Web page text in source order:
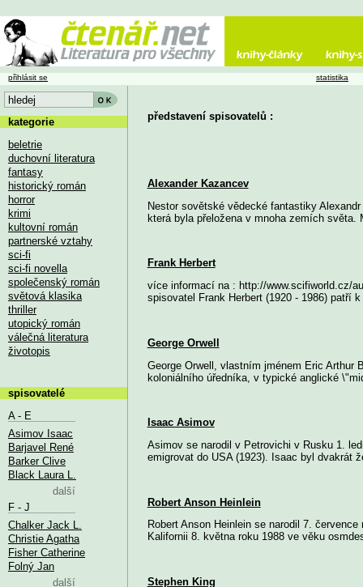
představení spisovatelů :
Alexander Kazancev
Nestor sovětské vědecké fantastiky
která byla přeložena v mnoha zemích světa.
Frank Herbert
více informací na : http://www.scifiworld.cz/
spisovatel Frank Herbert (1920 - 1986) patří
George Orwell
George Orwell, vlastním jménem Eric Arthur
koloniálního úředníka, v typické anglické
Isaac Asimov
Asimov se narodil v Petrovichi v Rusku 1.
emigrovat do USA (1923). Isaac byl dvakrát
Robert Anson Heinlein
Robert Anson Heinlein se narodil 7.
Kalifornii 8. května roku 1988 ve věku
Stephen King
přihlásit se statistika
kategorie
beletrie
duchovní literatura
fantasy
historický román
horror
krimi
kultovní román
partnerské vztahy
sci-fi
sci-fi novella
společenský román
světová klasika
thriller
utopický román
válečná literatura
životopis
spisovatelé
A - E
Asimov Isaac
Barjavel René
Barker Clive
Black Laura L.
další
F - J
Chalker Jack L.
Christie Agatha
Fisher Catherine
Folný Jan
další